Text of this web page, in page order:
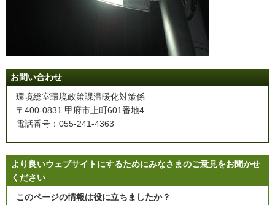
お問い合わせ
環境総室環境政策課温暖化対策係
〒400-0831 甲府市上町601番地4
電話番号：055-241-4363
より良いウェブサイトにするためにみなさまのご意見をお聞かせ
ください
このページの情報は役に立ちましたか？